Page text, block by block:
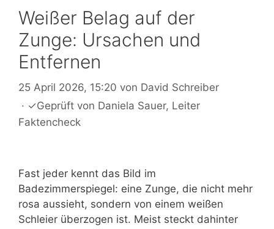
Weißer Belag auf der
Zunge: Ursachen und
Entfernen
25 April 2026, 15:20 von David Schreiber
· ✓Geprüft von Daniela Sauer, Leiter
Faktencheck
Fast jeder kennt das Bild im
Badezimmerspiegel: eine Zunge, die nicht mehr
rosa aussieht, sondern von einem weißen
Schleier überzogen ist. Meist steckt dahinter